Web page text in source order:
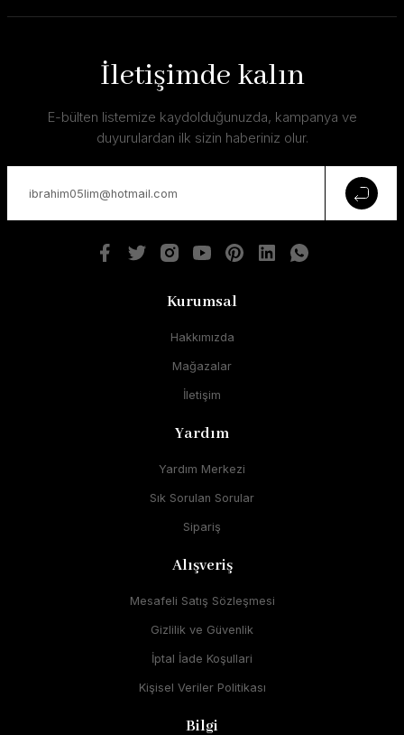
İletişimde kalın
E-bülten listemize kaydolduğunuzda, kampanya ve
duyurulardan ilk sizin haberiniz olur.
Kurumsal
Hakkımızda
Mağazalar
İletişim
Yardım
Yardım Merkezi
Sık Sorulan Sorular
Sipariş
Alışveriş
Mesafeli Satış Sözleşmesi
Gizlilik ve Güvenlik
İptal İade Koşullari
Kişisel Veriler Politikası
Bilgi